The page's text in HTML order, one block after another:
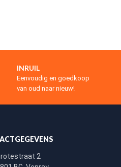
INRUIL
Eenvoudig en goedkoop
van oud naar nieuw!
2